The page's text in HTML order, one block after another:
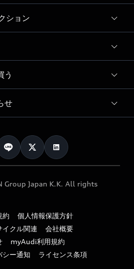
ル
ション
う
せ
ン
Group Japan K.K. All rights
約
個人情報保護方針
イクル関連
会社概要
myAudi利用規約
シー通知
ライセンス条項